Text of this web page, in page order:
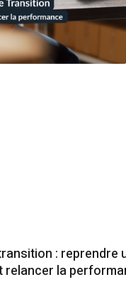
: reprendre
relancer la